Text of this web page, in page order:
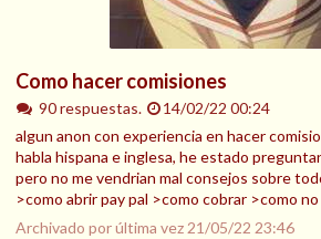
Como hacer comisiones
90 respuestas.
14/02/22 00:24
algun anon con experiencia en hacer
habla hispana e inglesa, he estado
pero no me vendrian mal consejos sobre
>como abrir pay pal >como cobrar >como
Archivado por última vez 21/05/22 23:46